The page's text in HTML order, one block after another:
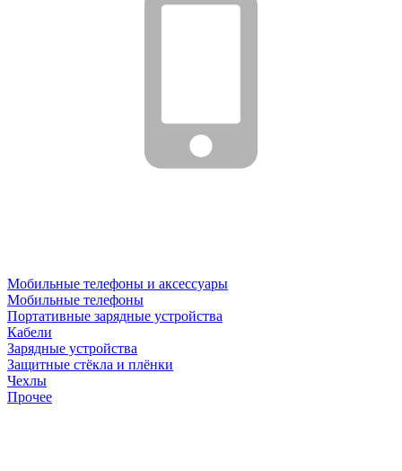
Мобильные телефоны и аксессуары
Мобильные телефоны
Портативные зарядные устройства
Кабели
Зарядные устройства
Защитные стёкла и плёнки
Чехлы
Прочее